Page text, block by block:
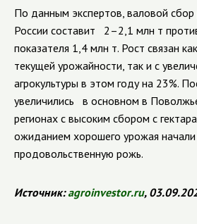
По данным экспертов, валовой
России составит 2–2,1 млн т
показателя 1,4 млн т. Рост связан
текущей урожайности, так и с
агрокультуры в этом году на 23%.
увеличились в основном в
регионах с высоким сбором с
ожиданием хорошего урожая
продовольственную рожь.
Источник:agroinvestor.ru,